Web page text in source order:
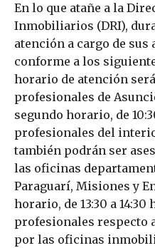
En lo que atañe a la
Inmobiliarios (DRI),
atención a cargo de sus
conforme a los
horario de atención
profesionales de
segundo horario, de
profesionales del
también podrán ser
las oficinas
Paraguarí, Misiones y
horario, de 13:30 a
profesionales respecto
por las oficinas